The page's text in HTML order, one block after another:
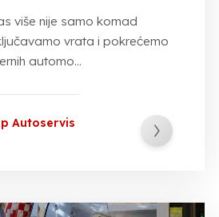
više nije samo komad
vrata i pokrećemo
automo...
Autoservis